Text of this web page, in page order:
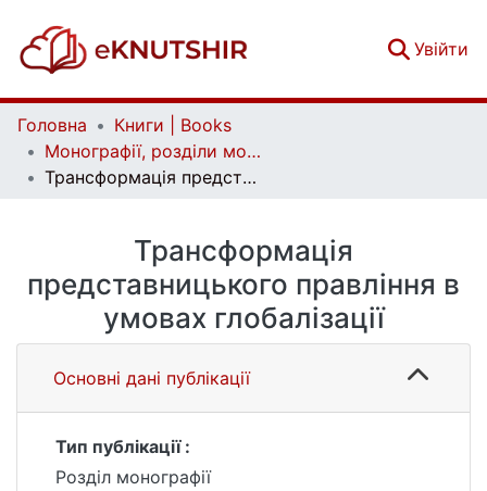
Увійти
Головна
Книги | Books
Монографії, розділи монографій | Monographs, chapters of monographs
Трансформація представницького правління в умовах глобалізації
Трансформація
представницького правління в
умовах глобалізації
Основні дані публікації
Тип публікації :
Розділ монографії